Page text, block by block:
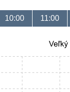
10:00 11:00